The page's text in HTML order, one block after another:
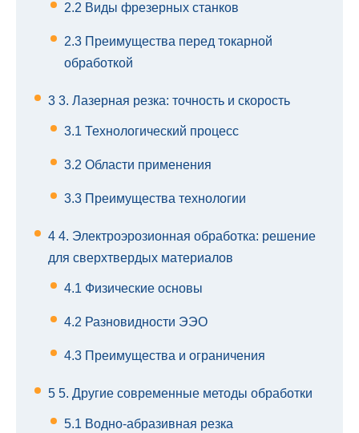
2.2 Виды фрезерных станков
2.3 Преимущества перед токарной
обработкой
3 3. Лазерная резка: точность и скорость
3.1 Технологический процесс
3.2 Области применения
3.3 Преимущества технологии
4 4. Электроэрозионная обработка: решение
для сверхтвердых материалов
4.1 Физические основы
4.2 Разновидности ЭЭО
4.3 Преимущества и ограничения
5 5. Другие современные методы обработки
5.1 Водно-абразивная резка